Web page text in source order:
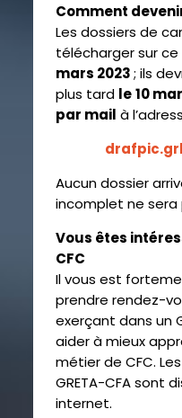
Comment
Les dossiers de
télécharger sur
mars 2023; ils
plus tard le 10
par mail à
Aucun dossier
incomplet ne
Vous êtes
CFC
Il vous est
prendre rendez-
exerçant dans un
aider à mieux
métier de CFC.
GRETA-CFA sont
internet.